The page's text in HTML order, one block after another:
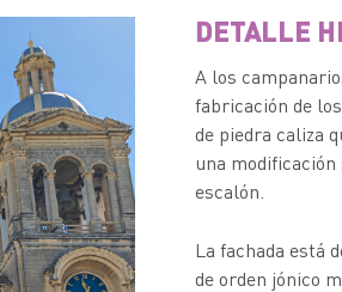
DETALLE
A los
fabricación de
de piedra caliza
una
escalón.
La fachada está
de orden jónico